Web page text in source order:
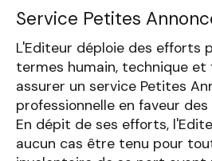
Service Petites
L'Editeur déploie des efforts
termes humain, technique et
assurer un service Petites
professionnelle en faveur
En dépit de ses efforts,
aucun cas être tenu pour